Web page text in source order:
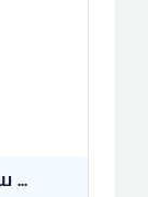
...